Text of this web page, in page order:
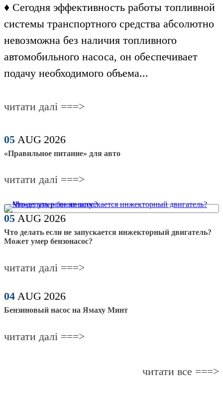
♦ Сегодня эффективность работы топливной
системы транспортного средства абсолютно
невозможна без наличия топливного
автомобильного насоса, он обеспечивает
подачу необходимого объема...
читати далі ===>
05 AUG 2026
​«Правильное питание» для авто
читати далі ===>
05 AUG 2026
Что делать если не запускается инжекторный двигатель?
Может умер бензонасос?
читати далі ===>
04 AUG 2026
Бензиновый насос на Ямаху Минт
читати далі ===>
читати все ===>